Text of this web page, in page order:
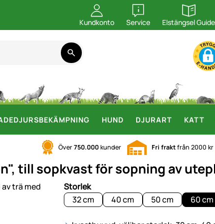
Kundkonto Service
öppna
Elstängsel Guide
öppna
HUND DJURART KATT
Över750.000kunder Fri fraktfrån 2000 kr
till sopkvast för sopning av
Storlek
32 cm
40 cm 50 cm 60 cm